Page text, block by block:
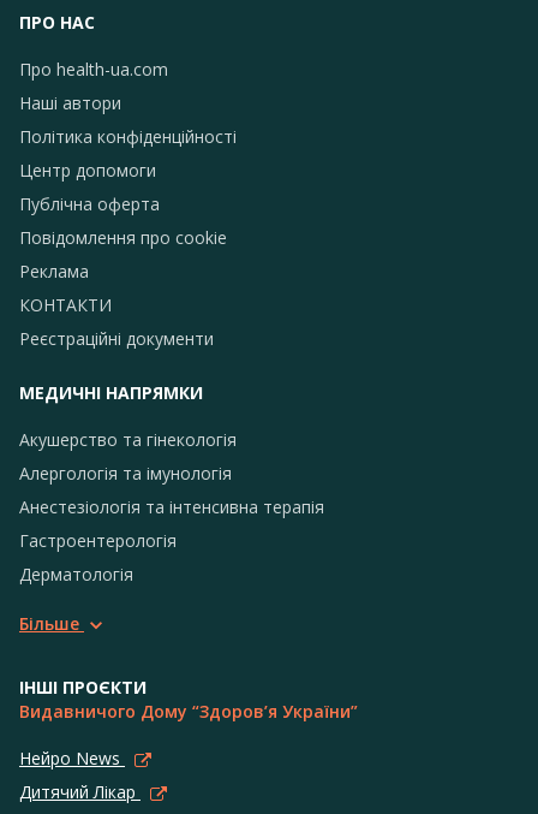
ПРО НАС
Про health-ua.com
Наші автори
Політика конфіденційності
Центр допомоги
Публічна оферта
Повідомлення про сookie
Реклама
КОНТАКТИ
Реєстраційні документи
МЕДИЧНІ НАПРЯМКИ
Акушерство та гінекологія
Алергологія та імунологія
Анестезіологія та інтенсивна терапія
Гастроентерологія
Дерматологія
Більше
ІНШІ ПРОЄКТИ
Видавничого Дому “Здоров’я України”
Нейро News
Дитячий Лікар